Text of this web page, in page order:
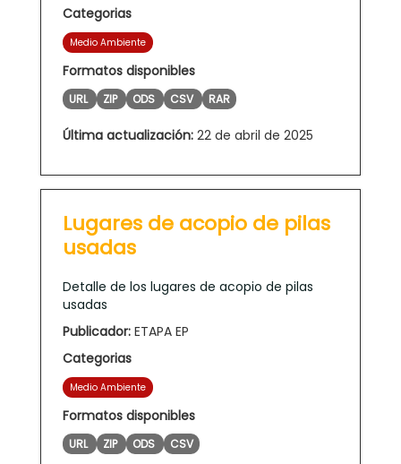
Categorias
Medio Ambiente
Formatos disponibles
URL ZIP ODS CSV RAR
Última actualización: 22 de abril de 2025
Lugares de acopio de pilas
usadas
Detalle de los lugares de acopio de pilas
usadas
Publicador: ETAPA EP
Categorias
Medio Ambiente
Formatos disponibles
URL ZIP ODS CSV